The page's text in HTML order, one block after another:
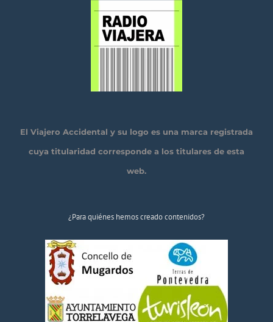
El Viajero Accidental y su logo es una marca registrada
cuya titularidad corresponde a los titulares de esta
web.
¿Para quiénes hemos creado contenidos?